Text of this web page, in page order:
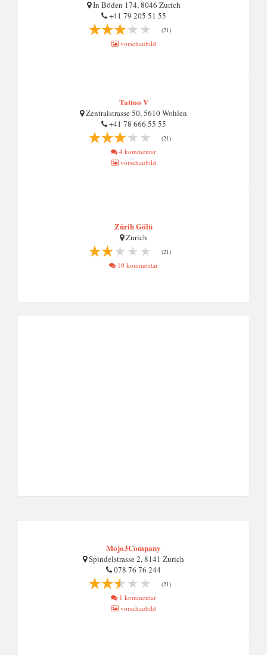
In Böden 174, 8046 Zurich
+41 79 205 51 55
(21)
vorschaubild
Tattoo V
Zentralstrasse 50, 5610 Wohlen
+41 78 666 55 55
(21)
4 kommentar
vorschaubild
Zürih Gölü
Zurich
(21)
10 kommentar
Mojo3Company
Spindelstrasse 2, 8141 Zurich
078 76 76 244
(21)
1 kommentar
vorschaubild